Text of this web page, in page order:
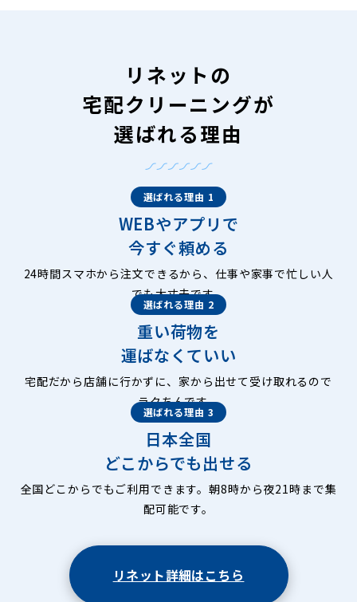
リネットの
宅配クリーニングが
選ばれる理由
選ばれる理由 1
WEBやアプリで
今すぐ頼める
24時間スマホから注文できるから、仕事や家事で忙しい人
でも大丈夫です。
選ばれる理由 2
重い荷物を
運ばなくていい
宅配だから店舗に行かずに、家から出せて受け取れるので
ラクちんです。
選ばれる理由 3
日本全国
どこからでも出せる
全国どこからでもご利用できます。朝8時から夜21時まで集
配可能です。
リネット詳細はこちら